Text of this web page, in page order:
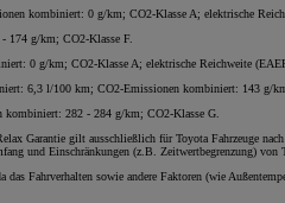
kombiniert: 0 g/km; CO2-Klasse A; elektrische
174 g/km; CO2-Klasse F.
0 g/km; CO2-Klasse A; elektrische Reichweite
6,3 l/100 km; CO2-Emissionen kombiniert: 143 g/
282 - 284 g/km; CO2-Klasse G.
gilt ausschließlich für Toyota Fahrzeuge
und Einschränkungen (z.B. Zeitwertbegrenzung) von
Fahrverhalten sowie andere Faktoren (wie